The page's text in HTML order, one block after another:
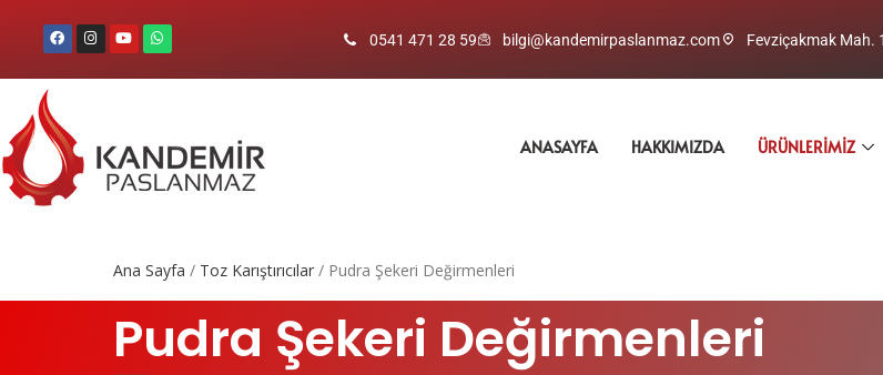
0541 471 28 59 bilgi@kandemirpaslanmaz.com Fevziçakmak Mah.
ANASAYFA HAKKIMIZDA ÜRÜNLERIMIZ
Ana Sayfa / Toz Karıştırıcılar / Pudra Şekeri Değirmenleri
Pudra Şekeri Değirmenleri